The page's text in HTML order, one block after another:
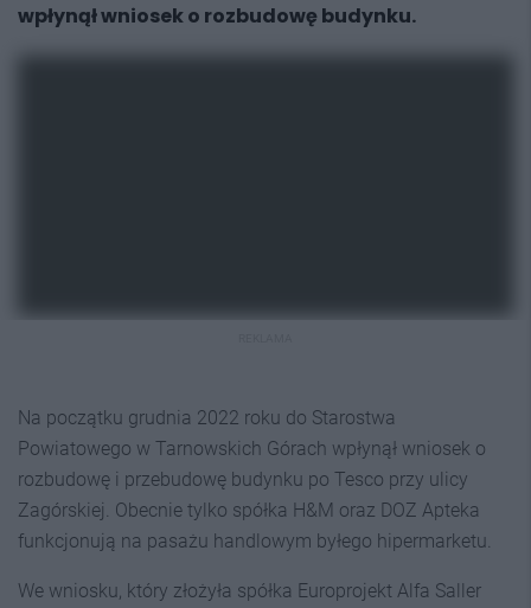
wpłynął wniosek o rozbudowę budynku.
Na początku grudnia 2022 roku do Starostwa
Powiatowego w Tarnowskich Górach wpłynął wniosek o
rozbudowę i przebudowę budynku po Tesco przy ulicy
Zagórskiej. Obecnie tylko spółka H&M oraz DOZ Apteka
funkcjonują na pasażu handlowym byłego hipermarketu.
We wniosku, który złożyła spółka Europrojekt Alfa Saller